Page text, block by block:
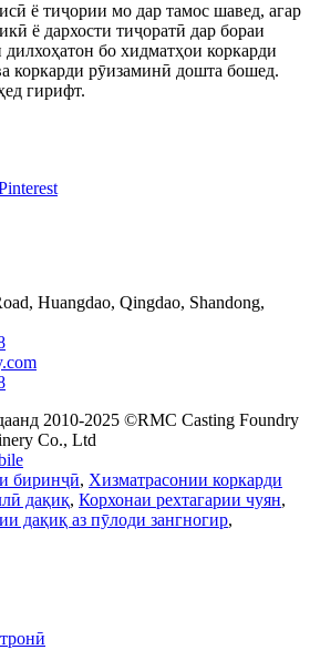
ё тиҷории мо дар тамос шавед, агар
ё дархости тиҷоратӣ дар бораи
дилхоҳатон бо хидматҳои коркарди
коркарди рӯизаминӣ дошта бошед.
гирифт.
Huangdao, Qingdao, Shandong,
2010-2025 ©RMC Casting Foundry
Co., Ltd
биринҷӣ, Хизматрасонии коркарди
дақиқ, Корхонаи рехтагарии чуян,
дақиқ аз пӯлоди зангногир,